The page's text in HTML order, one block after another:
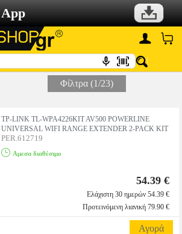
Φίλτρα (1/23)
TP-LINK TL-WPA4226KIT AV500 POWERLINE
UNIVERSAL WIFI RANGE EXTENDER 2-PACK KIT
PER.612719
Αμεσα διαθέσιμο
54.39 €
Ελάχιστη 30 ημερών 54.39 €
Προτεινόμενη λιανική 79.90 €
Αγορά